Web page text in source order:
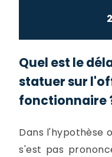
Quel est le
statuer sur
fonctionnaire
Dans l'hypothèse
s'est pas